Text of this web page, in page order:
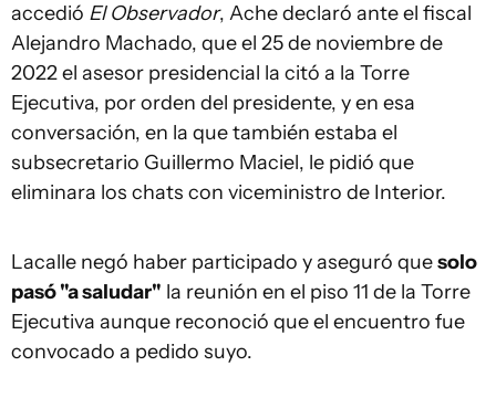
accedió El Observador, Ache declaró ante el fiscal
Alejandro Machado, que el 25 de noviembre de
2022 el asesor presidencial la citó a la Torre
Ejecutiva, por orden del presidente, y en esa
conversación, en la que también estaba el
subsecretario Guillermo Maciel, le pidió que
eliminara los chats con viceministro de Interior.
Lacalle negó haber participado y aseguró quesolo
pasó "a saludar" la reunión en el piso 11 de la Torre
Ejecutiva aunque reconoció que el encuentro fue
convocado a pedido suyo.